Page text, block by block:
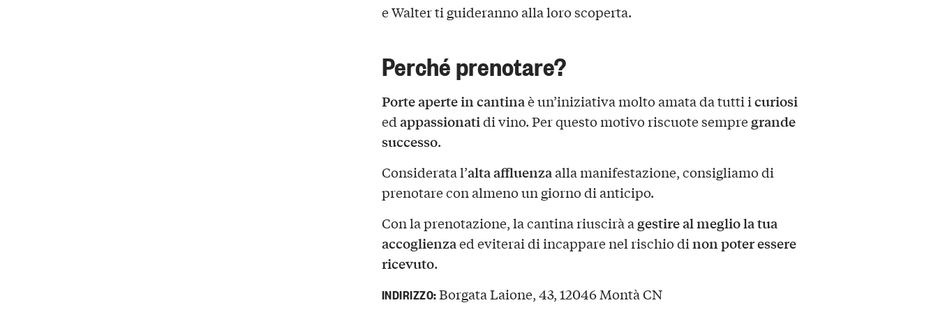
e Walter ti guideranno alla loro scoperta.
Perché prenotare?
Porte aperte in cantinaè un’iniziativa molto amata da tutti icuriosi
ed appassionatidi vino. Per questo motivo riscuote sempregrande
successo.
Considerata l’alta affluenzaalla manifestazione, consigliamo di
prenotare con almeno un giorno di anticipo.
Con la prenotazione, la cantina riuscirà a gestire al meglio la tua
accoglienzaed eviterai di incappare nel rischio dinon poter essere
ricevuto.
INDIRIZZO:Borgata Laione, 43, 12046 Montà CN